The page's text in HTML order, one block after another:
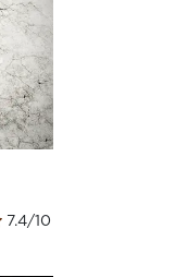
7.4/10